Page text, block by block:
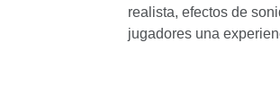
realista, efectos de
jugadores una